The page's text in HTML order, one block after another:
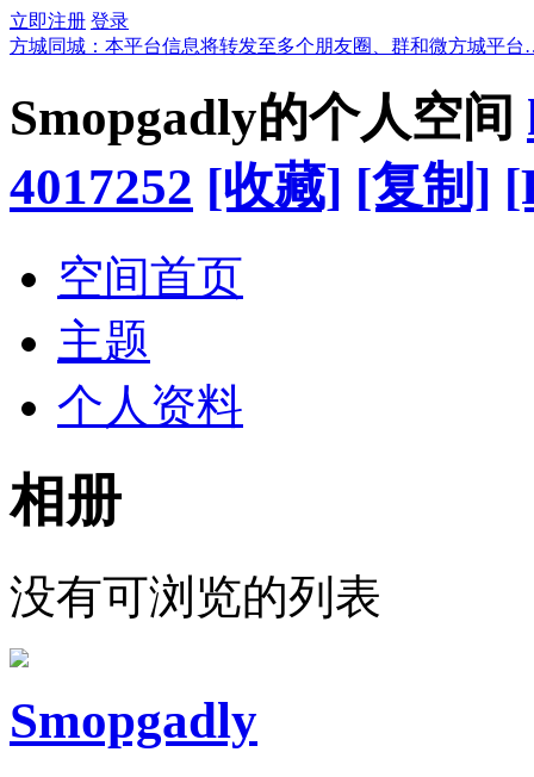
立即注册 登录
方城同城：本平台信息将转发至多个朋友圈、群和微方城平
Smopgadly的个人空间
4017252 [收藏] [复制]
空间首页
主题
个人资料
相册
没有可浏览的列表
Smopgadly